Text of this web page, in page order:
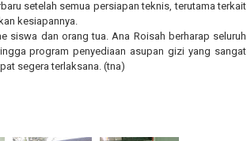
setelah semua persiapan teknis, terutama terkait
kesiapannya.
siswa dan orang tua. Ana Roisah berharap seluruh
program penyediaan asupan gizi yang sangat
segera terlaksana. (tna)